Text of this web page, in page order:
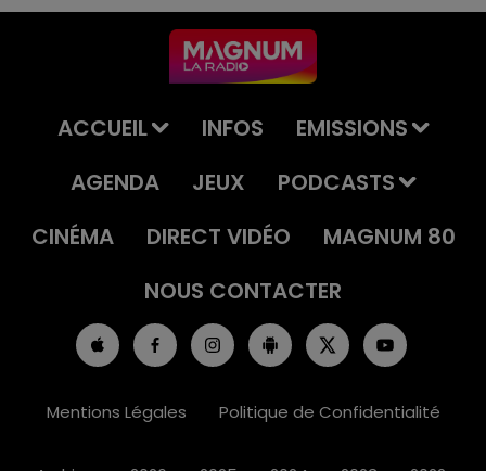
ACCUEIL INFOS
EMISSIONS
AGENDA
JEUX
PODCASTS
CINÉMA
DIRECT VIDÉO
MAGNUM 80
NOUS CONTACTER
Mentions Légales Politique de Confidentialité